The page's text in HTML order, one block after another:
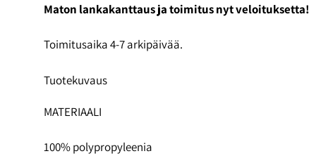
Maton lankakanttaus ja toimitus nyt veloituksetta!
Toimitusaika 4-7 arkipäivää.
Tuotekuvaus
MATERIAALI
100% polypropyleenia